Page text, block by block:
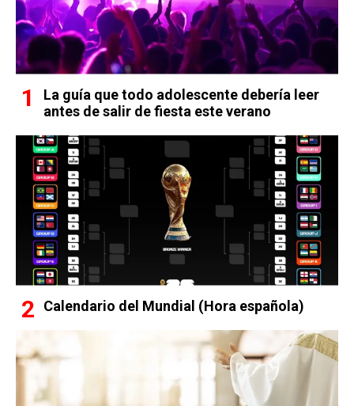
La guía que todo adolescente debería leer
antes de salir de fiesta este verano
Calendario del Mundial (Hora española)